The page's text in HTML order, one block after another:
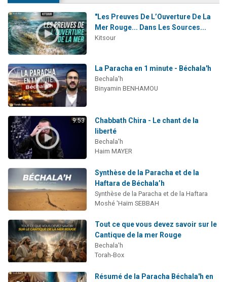
"Les Preuves De L’Ouverture De La
Mer Rouge... Dans Les Sources...
Kitsour
La Paracha en 1 minute - Béchala'h
Bechala'h
Binyamin BENHAMOU
9:53
Chabbath Chira - Le chant de la
liberté
Bechala'h
Haim MAYER
Synthèse de la Paracha et de la
Haftara de Béchala’h
Synthèse de la Paracha et de la Haftara
Moshé 'Haïm SEBBAH
Tout ce que vous devez savoir sur le
Cantique de la mer Rouge
Bechala'h
Torah-Box
Résumé de la Paracha Béchala'h en